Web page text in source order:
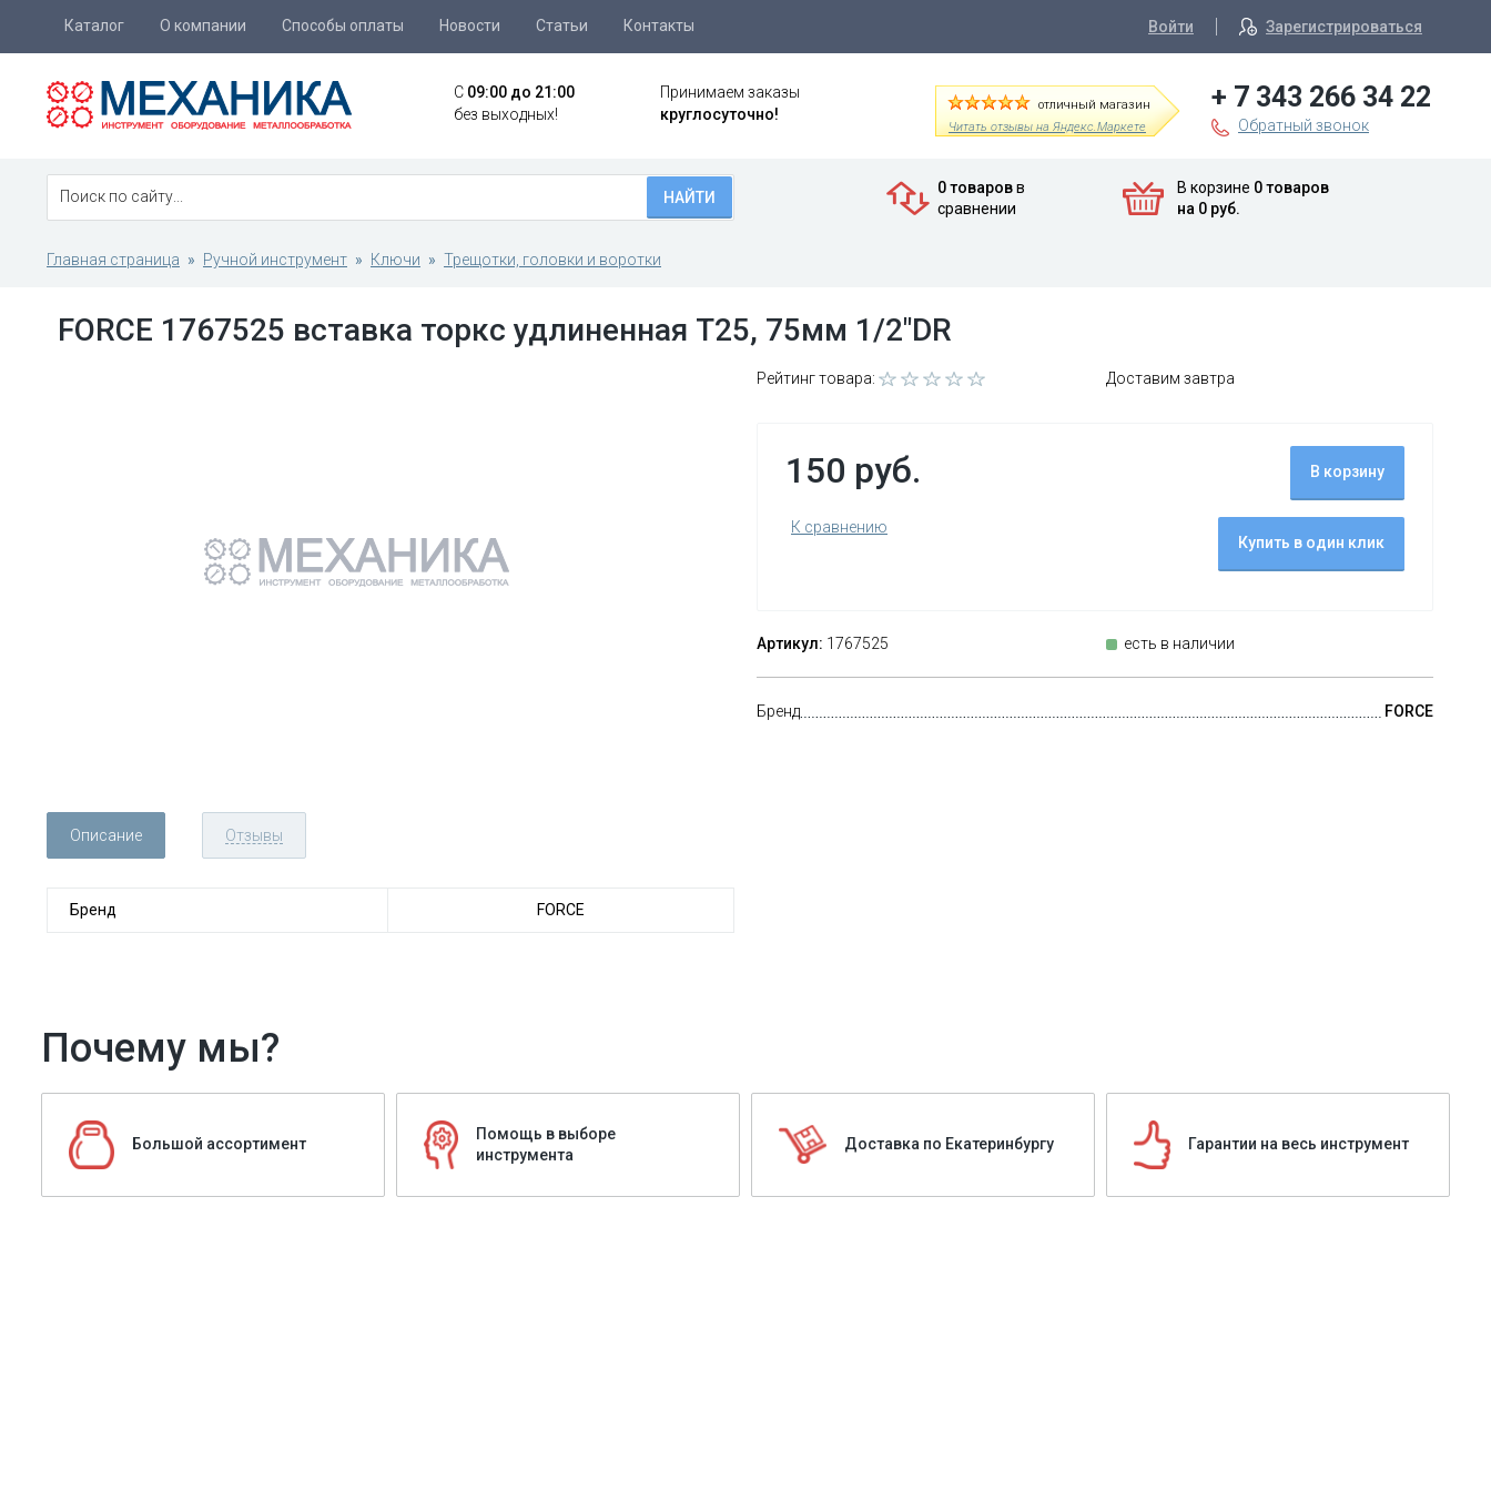
Каталог О компании Способы оплаты Новости Статьи Контакты Войти Зарегистрироваться
C 09:00 до 21:00
без выходных!
Принимаем заказы
круглосуточно!
отличный магазин
Читать отзывы на Яндекс.Маркете
+ 7 343 266 34 22
Обратный звонок
НАЙТИ
0 товаровв
сравнении
В корзине 0 товаров
на 0 руб.
Главная страница Ручной инструмент Ключи Трещотки, головки и воротки
FORCE 1767525 вставка торкс удлиненная Т25, 75мм 1/2"DR
Рейтинг товара: Доставим завтра
150 руб.
К сравнению
В корзину
Купить в один клик
Артикул: 1767525 есть в наличии
FORCE
Бренд
Описание Отзывы
Бренд FORCE
Почему мы?
Большой ассортимент
Помощь в выборе
инструмента
Доставка по Екатеринбургу Гарантии на весь инструмент